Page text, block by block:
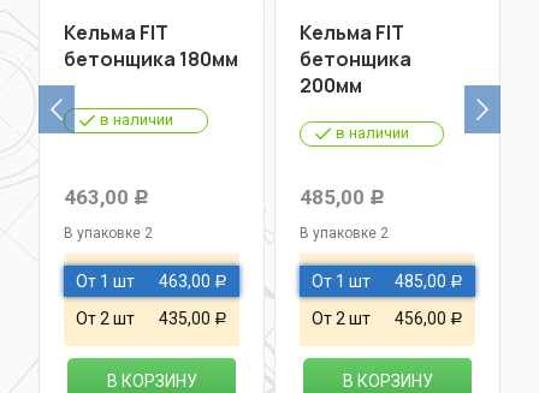
Кельма FIT
бетонщика 180мм
в наличии
463,00 Р
В упаковке 2
От 1 шт 463,00 Р
От 2 шт 435,00 Р
В КОРЗИНУ
Кельма FIT
бетонщика
200мм
в наличии
485,00 Р
В упаковке 2
От 1 шт 485,00 Р
От 2 шт 456,00 Р
В КОРЗИНУ